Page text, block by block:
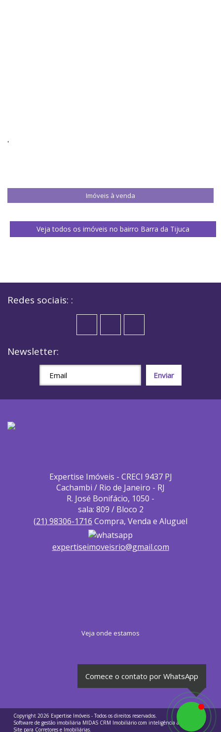
'
Imóveis à venda
Veja todos os imóveis no bairro Barra da Tijuca
Redes sociais: :
Newsletter:
Expertise Imóveis - CRECI 9437 PJ
Cachambi / Rio de Janeiro - RJ
R. José Bonifácio, 1050 -
sala: 809 / Bloco 2
(21) 98306-1716 Compra, Venda e Aluguel
expertiseimoveisrio@gmail.com
Veja onde estamos
Comece o contato por WhatsApp
Copyright 2026 Expertise Imóveis - Todos os direitos reservados.
Software de gestão imobiliária MIDAS CRM Imobiliário com inteligência artificial
Site para Corretores e Imobiliárias.